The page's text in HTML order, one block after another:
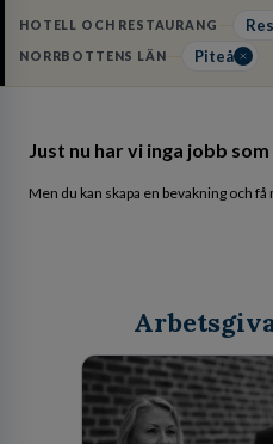
HOTELL OCH RESTAURANG
NORRBOTTENS LÄN Piteå
Just nu har vi inga jobb
Men du kan skapa en bevakning och